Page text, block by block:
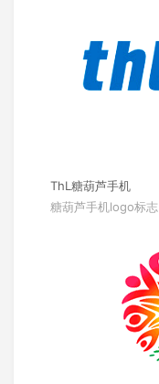
ThL糖葫芦手机
糖葫芦手机logo标志